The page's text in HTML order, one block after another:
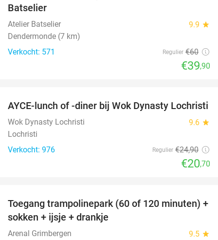
Batselier
Atelier Batselier 9.9 star
Dendermonde (7 km)
Verkocht: 571
Regulier €60
€39,90
17%
AYCE-lunch of -diner bij Wok Dynasty Lochristi
Wok Dynasty Lochristi 9.6 star
Lochristi
Verkocht: 976
Regulier €24,90
€20,70
47%
Toegang trampolinepark (60 of 120 minuten) +
sokken + ijsje + drankje
Arenal Grimbergen 9.5 star